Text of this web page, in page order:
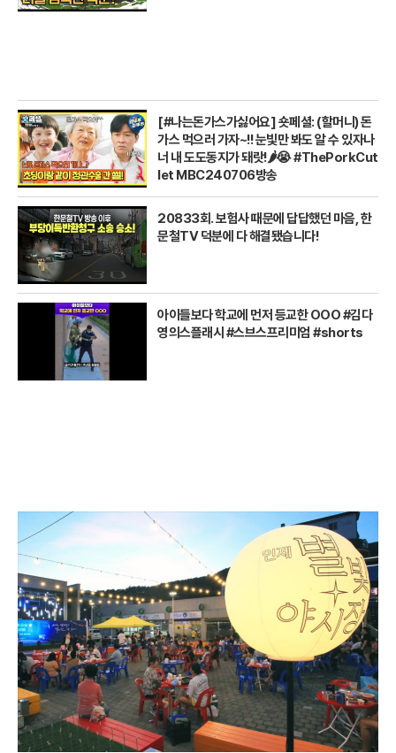
[#나는돈가스가싫어요] 숏페셜: (할머니) 돈
가스 먹으러 가자~!! 눈빛만 봐도 알 수 있자나
너 내 도도동지가 돼랏!🌶️😭 #ThePorkCut
let MBC240706방송
20833회. 보험사 때문에 답답했던 마음, 한
문철TV 덕분에 다 해결됐습니다!
아이들보다 학교에 먼저 등교한 OOO #김다
영의스플래시 #스브스프리미엄 #shorts